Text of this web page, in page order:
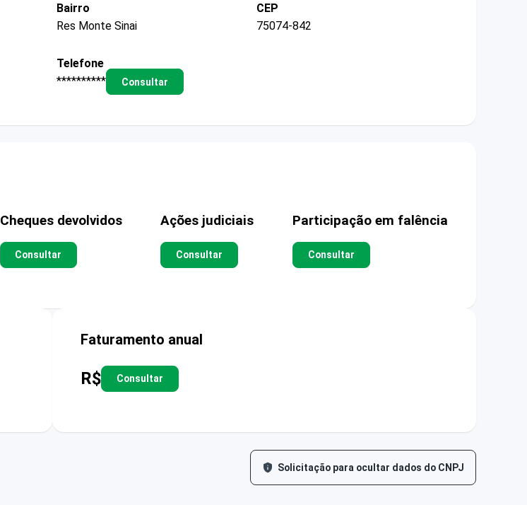
Bairro
Res Monte Sinai
CEP
75074-842
Telefone
**********
Consultar
Cheques devolvidos
Consultar
Ações judiciais
Consultar
Participação em falência
Consultar
Faturamento anual
R$ Consultar
Solicitação para ocultar dados do CNPJ